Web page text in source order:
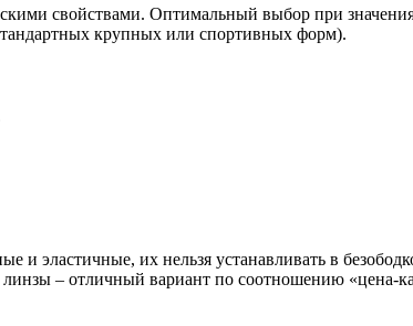
свойствами. Оптимальный выбор при
крупных или спортивных форм).
и эластичные, их нельзя устанавливать в
– отличный вариант по соотношению «цена-